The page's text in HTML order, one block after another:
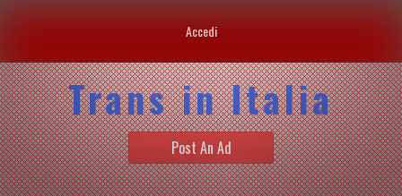
Accedi
Trans in Italia
Post An Ad